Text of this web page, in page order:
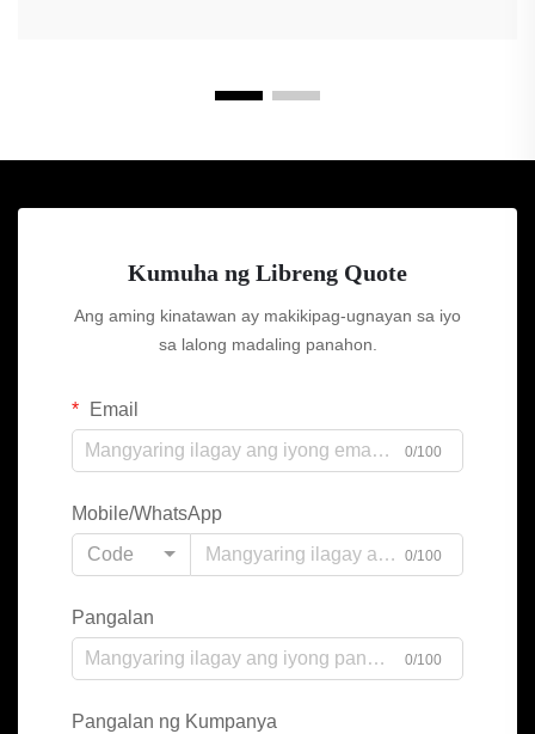
Kumuha ng Libreng Quote
Ang aming kinatawan ay makikipag-ugnayan sa iyo
sa lalong madaling panahon.
Email
0/100
Mobile/WhatsApp
Code
0/100
Pangalan
0/100
Pangalan ng Kumpanya